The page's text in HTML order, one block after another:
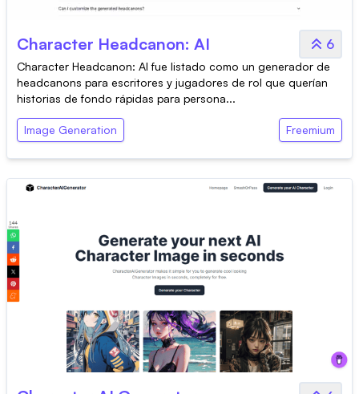
Character Headcanon: AI 6
Character Headcanon: AI fue listado como un generador de
headcanons para escritores y jugadores de rol que querían
historias de fondo rápidas para persona...
Image Generation Freemium